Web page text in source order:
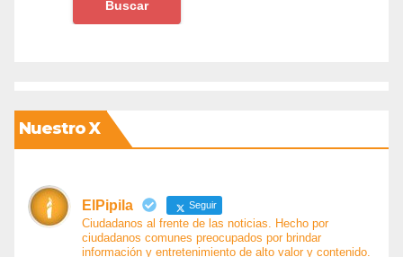
Nuestro X
ElPipila Seguir
Ciudadanos al frente de las noticias. Hecho por
ciudadanos comunes preocupados por brindar
información y entretenimiento de alto valor y contenido.